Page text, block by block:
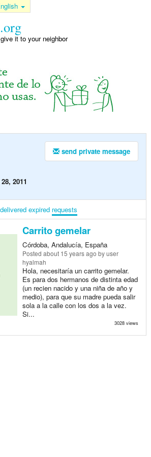
it to your neighbor
send private message
2011
delivered expired requests
Carrito gemelar
Córdoba, Andalucía, España
Posted about 15 years ago by user
hyalmah
Hola, necesitaría un carrito gemelar.
Es para dos hermanos de distinta edad
(un recien nacido y una niña de año y
medio), para que su madre pueda salir
sola a la calle con los dos a la vez.
Si...
3028 views